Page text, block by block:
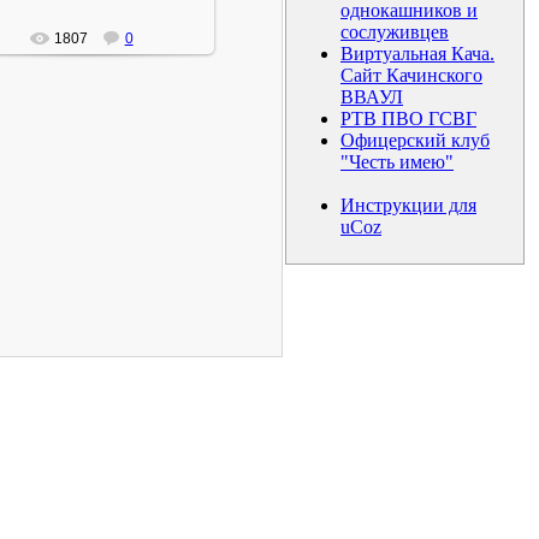
1807 0
однокашников и
сослуживцев
Виртуальная Кача.
Сайт Качинского
ВВАУЛ
РТВ ПВО ГСВГ
Офицерский клуб
"Честь имею"
Инструкции для
uCoz